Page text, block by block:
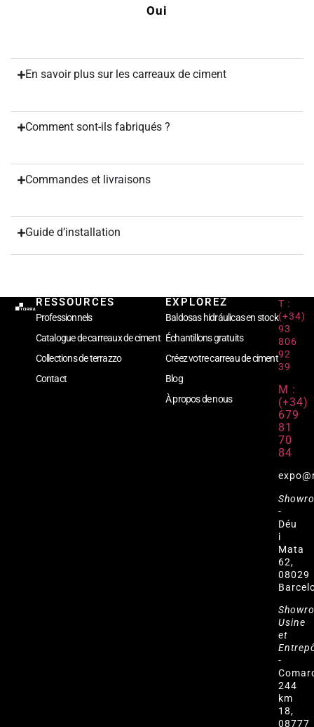
Oui
En savoir plus sur les carreaux de ciment
Comment sont-ils fabriqués ?
Commandes et livraisons
Guide d’installation
RESSOURCES
Professionnels
Catalogue de carreaux de ciment
Collections de terrazzo
Contact
EXPLOREZ
Baldosas hidráulicas en stock
Échantillons gratuits
Créez votre carreau de ciment
Blog
À propos de nous
T :
(+34)
93
806
92
39
M :
(+34)
679
81
70
84
-
Déu
i
Mata
62,
08029
Usine
et
-
244
km
18,
08777